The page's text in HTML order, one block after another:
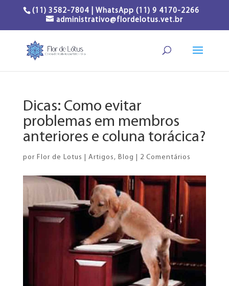
(11) 3582-7804 | WhatsApp (11) 9 4170-2266
administrativo@flordelotus.vet.br
Dicas: Como evitar
problemas em membros
anteriores e coluna torácica?
por Flor de Lotus Artigos, Blog 2 Comentários